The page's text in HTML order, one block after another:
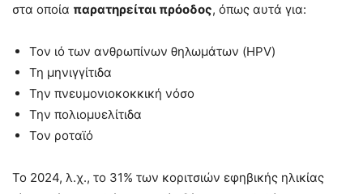
στα οποία παρατηρείται πρόοδος, όπως αυτά για:
Τον ιό των ανθρωπίνων θηλωμάτων (HPV)
Τη μηνιγγίτιδα
Την πνευμονιοκοκκική νόσο
Την πολιομυελίτιδα
Τον ροταϊό
Το 2024, λ.χ., το 31% των κοριτσιών εφηβικής ηλικίας